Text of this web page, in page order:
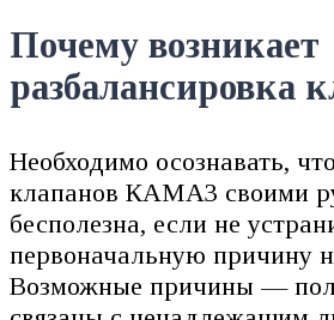
Почему возникает
разбалансировка
Необходимо осознавать,
клапанов КАМАЗ своими
бесполезна, если не
первоначальную причину
Возможные причины —